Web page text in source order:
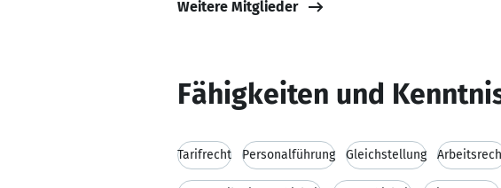
Weitere Mitglieder
Fähigkeiten und
Tarifrecht Personalführung Gleichstellung